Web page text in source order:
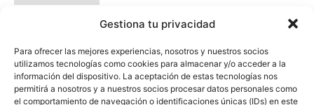
Gestiona tu privacidad
Para ofrecer las mejores experiencias, nosotros y nuestros socios
utilizamos tecnologías como cookies para almacenar y/o acceder a la
información del dispositivo. La aceptación de estas tecnologías nos
permitirá a nosotros y a nuestros socios procesar datos personales como
el comportamiento de navegación o identificaciones únicas (IDs) en este
0Comentarios